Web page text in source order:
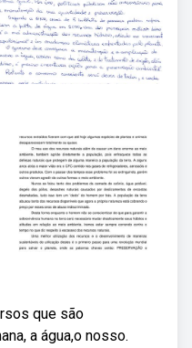
que são
a água,o nosso.